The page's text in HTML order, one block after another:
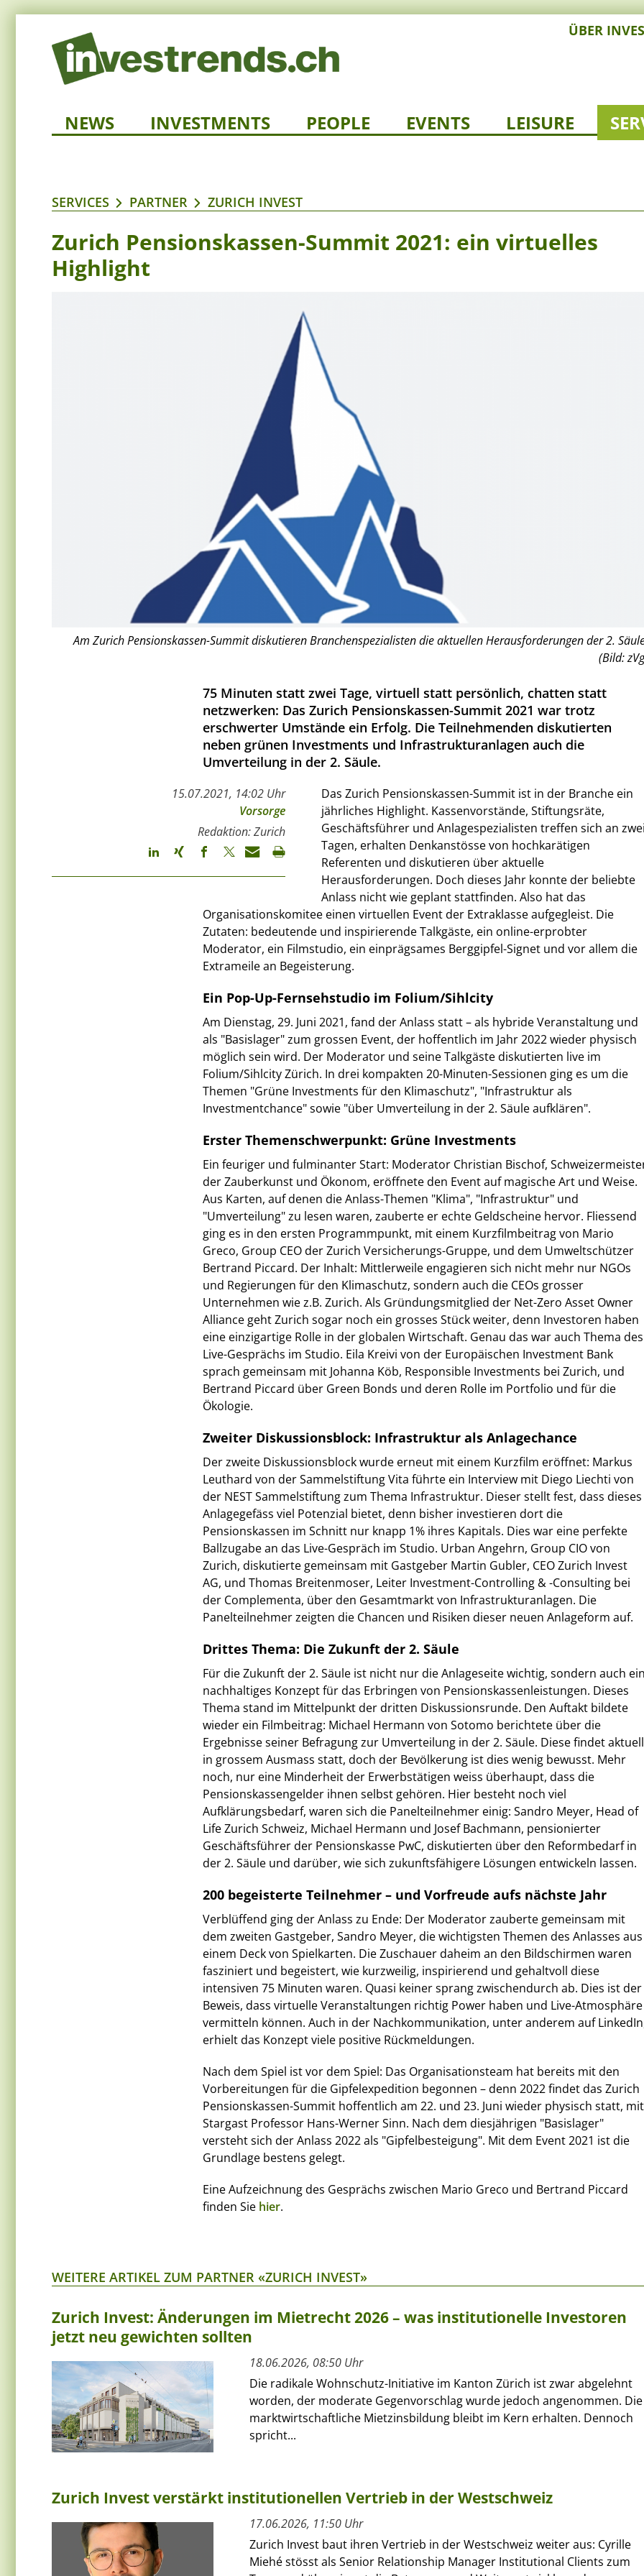
ÜBER
NEWS INVESTMENTS PEOPLE EVENTS LEISURE
SERVICES PARTNER ZURICH INVEST
Zurich Pensionskassen-Summit 2021: ein virtuelles
Highlight
Am Zurich Pensionskassen-Summit diskutieren Branchenspezialisten die aktuellen Herausforderungen der 2.
(Bild:
75 Minuten statt zwei Tage, virtuell statt persönlich, chatten statt
netzwerken: Das Zurich Pensionskassen-Summit 2021 war trotz
erschwerter Umstände ein Erfolg. Die Teilnehmenden diskutierten
neben grünen Investments und Infrastrukturanlagen auch die
Umverteilung in der 2. Säule.
15.07.2021, 14:02 Uhr
Vorsorge
Redaktion: Zurich
Das Zurich Pensionskassen-Summit ist in der Branche ein
jährliches Highlight. Kassenvorstände, Stiftungsräte,
Geschäftsführer und Anlagespezialisten treffen sich an
Tagen, erhalten Denkanstösse von hochkarätigen
Referenten und diskutieren über aktuelle
Herausforderungen. Doch dieses Jahr konnte der beliebte
Anlass nicht wie geplant stattfinden. Also hat das
Organisationskomitee einen virtuellen Event der Extraklasse aufgegleist. Die
Zutaten: bedeutende und inspirierende Talkgäste, ein online-erprobter
Moderator, ein Filmstudio, ein einprägsames Berggipfel-Signet und vor allem die
Extrameile an Begeisterung.
Ein Pop-Up-Fernsehstudio im Folium/Sihlcity
Am Dienstag, 29. Juni 2021, fand der Anlass statt – als hybride Veranstaltung und
als "Basislager" zum grossen Event, der hoffentlich im Jahr 2022 wieder physisch
möglich sein wird. Der Moderator und seine Talkgäste diskutierten live im
Folium/Sihlcity Zürich. In drei kompakten 20-Minuten-Sessionen ging es um die
Themen "Grüne Investments für den Klimaschutz", "Infrastruktur als
Investmentchance" sowie "über Umverteilung in der 2. Säule aufklären".
Erster Themenschwerpunkt: Grüne Investments
Ein feuriger und fulminanter Start: Moderator Christian Bischof,
der Zauberkunst und Ökonom, eröffnete den Event auf magische Art und Weise.
Aus Karten, auf denen die Anlass-Themen "Klima", "Infrastruktur" und
"Umverteilung" zu lesen waren, zauberte er echte Geldscheine hervor. Fliessend
ging es in den ersten Programmpunkt, mit einem Kurzfilmbeitrag von Mario
Greco, Group CEO der Zurich Versicherungs-Gruppe, und dem Umweltschützer
Bertrand Piccard. Der Inhalt: Mittlerweile engagieren sich nicht mehr nur NGOs
und Regierungen für den Klimaschutz, sondern auch die CEOs grosser
Unternehmen wie z.B. Zurich. Als Gründungsmitglied der Net-Zero Asset Owner
Alliance geht Zurich sogar noch ein grosses Stück weiter, denn Investoren haben
eine einzigartige Rolle in der globalen Wirtschaft. Genau das war auch Thema des
Live-Gesprächs im Studio. Eila Kreivi von der Europäischen Investment Bank
sprach gemeinsam mit Johanna Köb, Responsible Investments bei Zurich, und
Bertrand Piccard über Green Bonds und deren Rolle im Portfolio und für die
Ökologie.
Zweiter Diskussionsblock: Infrastruktur als Anlagechance
Der zweite Diskussionsblock wurde erneut mit einem Kurzfilm eröffnet: Markus
Leuthard von der Sammelstiftung Vita führte ein Interview mit Diego Liechti von
der NEST Sammelstiftung zum Thema Infrastruktur. Dieser stellt fest, dass dieses
Anlagegefäss viel Potenzial bietet, denn bisher investieren dort die
Pensionskassen im Schnitt nur knapp 1% ihres Kapitals. Dies war eine perfekte
Ballzugabe an das Live-Gespräch im Studio. Urban Angehrn, Group CIO von
Zurich, diskutierte gemeinsam mit Gastgeber Martin Gubler, CEO Zurich Invest
AG, und Thomas Breitenmoser, Leiter Investment-Controlling & -Consulting bei
der Complementa, über den Gesamtmarkt von Infrastrukturanlagen. Die
Panelteilnehmer zeigten die Chancen und Risiken dieser neuen Anlageform auf.
Drittes Thema: Die Zukunft der 2. Säule
Für die Zukunft der 2. Säule ist nicht nur die Anlageseite wichtig, sondern auch
nachhaltiges Konzept für das Erbringen von Pensionskassenleistungen. Dieses
Thema stand im Mittelpunkt der dritten Diskussionsrunde. Den Auftakt bildete
wieder ein Filmbeitrag: Michael Hermann von Sotomo berichtete über die
Ergebnisse seiner Befragung zur Umverteilung in der 2. Säule. Diese findet aktuell
in grossem Ausmass statt, doch der Bevölkerung ist dies wenig bewusst. Mehr
noch, nur eine Minderheit der Erwerbstätigen weiss überhaupt, dass die
Pensionskassengelder ihnen selbst gehören. Hier besteht noch viel
Aufklärungsbedarf, waren sich die Panelteilnehmer einig: Sandro Meyer, Head of
Life Zurich Schweiz, Michael Hermann und Josef Bachmann, pensionierter
Geschäftsführer der Pensionskasse PwC, diskutierten über den Reformbedarf in
der 2. Säule und darüber, wie sich zukunftsfähigere Lösungen entwickeln lassen.
200 begeisterte Teilnehmer – und Vorfreude aufs nächste Jahr
Verblüffend ging der Anlass zu Ende: Der Moderator zauberte gemeinsam mit
dem zweiten Gastgeber, Sandro Meyer, die wichtigsten Themen des Anlasses aus
einem Deck von Spielkarten. Die Zuschauer daheim an den Bildschirmen waren
fasziniert und begeistert, wie kurzweilig, inspirierend und gehaltvoll diese
intensiven 75 Minuten waren. Quasi keiner sprang zwischendurch ab. Dies ist der
Beweis, dass virtuelle Veranstaltungen richtig Power haben und Live-Atmosphäre
vermitteln können. Auch in der Nachkommunikation, unter anderem auf
erhielt das Konzept viele positive Rückmeldungen.
Nach dem Spiel ist vor dem Spiel: Das Organisationsteam hat bereits mit den
Vorbereitungen für die Gipfelexpedition begonnen – denn 2022 findet das Zurich
Pensionskassen-Summit hoffentlich am 22. und 23. Juni wieder physisch statt, mit
Stargast Professor Hans-Werner Sinn. Nach dem diesjährigen "Basislager"
versteht sich der Anlass 2022 als "Gipfelbesteigung". Mit dem Event 2021 ist die
Grundlage bestens gelegt.
Eine Aufzeichnung des Gesprächs zwischen Mario Greco und Bertrand Piccard
finden Sie hier.
WEITERE ARTIKEL ZUM PARTNER «ZURICH INVEST»
Zurich Invest: Änderungen im Mietrecht 2026 – was institutionelle Investoren
jetzt neu gewichten sollten
18.06.2026, 08:50 Uhr
Die radikale Wohnschutz-Initiative im Kanton Zürich ist zwar abgelehnt
worden, der moderate Gegenvorschlag wurde jedoch angenommen. Die
marktwirtschaftliche Mietzinsbildung bleibt im Kern erhalten. Dennoch
spricht...
Zurich Invest verstärkt institutionellen Vertrieb in der Westschweiz
17.06.2026, 11:50 Uhr
Zurich Invest baut ihren Vertrieb in der Westschweiz weiter aus: Cyrille
Miehé stösst als Senior Relationship Manager Institutional Clients zum